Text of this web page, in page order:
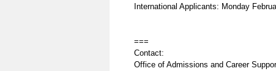
International Applicants: Monday
===
Contact:
Office of Admissions and Career